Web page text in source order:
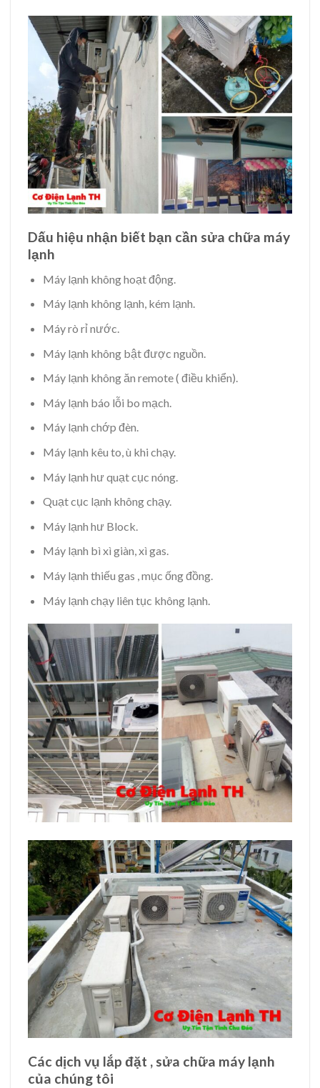
Dấu hiệu nhận biết bạn cần sửa chữa máy
lạnh
Máy lạnh không hoạt động.
Máy lạnh không lạnh, kém lạnh.
Máy rò rỉ nước.
Máy lạnh không bật được nguồn.
Máy lạnh không ăn remote ( điều khiển).
Máy lạnh báo lỗi bo mạch.
Máy lạnh chớp đèn.
Máy lạnh kêu to, ù khi chạy.
Máy lạnh hư quạt cục nóng.
Quạt cục lạnh không chạy.
Máy lạnh hư Block.
Máy lạnh bì xì giàn, xì gas.
Máy lạnh thiếu gas , mục ống đồng.
Máy lạnh chạy liên tục không lạnh.
Các dịch vụ lắp đặt , sửa chữa máy lạnh
của chúng tôi